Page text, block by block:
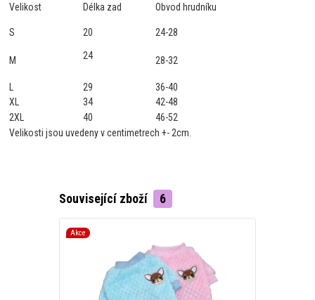
Velikost Délka zad Obvod hrudníku
S 20 24-28
M 24 28-32
29
36-40
XL
34
42-48
2XL
40
46-52
Velikosti jsou uvedeny v centimetrech +- 2cm.
Související zboží 6
Akce